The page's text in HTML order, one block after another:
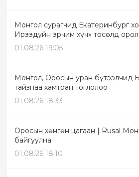
Монгол сурагчид Екатеринбург
Ирээдүйн эрчим хүч» төсөлд
01.08.26 19:05
Монгол, Оросын уран бүтээлчид
тайзнаа хамтран тоглолоо
01.08.26 18:33
Оросын хөнгөн цагаан | Rusal
байгуулна
01.08.26 18:10